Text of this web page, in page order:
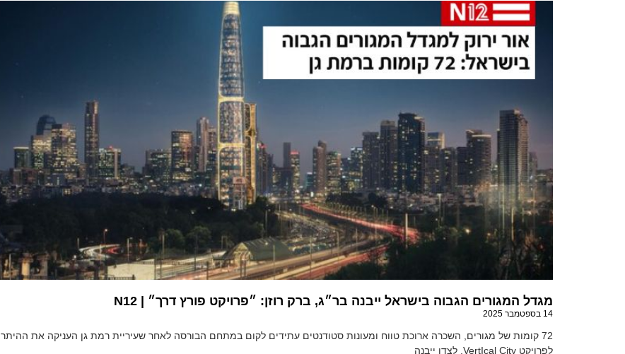
מגדל המגורים הגבוה בישראל ייבנה בר״ג, ברק רוזן: ״פרויקט פורץ דרך״ | N12
14 בספטמבר 2025
72 קומות של מגורים, השכרה ארוכת טווח ומעונות סטודנטים עתידים לקום במתחם הבורסה לאחר שעיריית רמת גן העניקה את ההיתר
לפרויקט VertIcal City. לצדו ייבנה